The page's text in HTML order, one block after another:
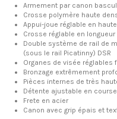
Armement par canon
Crosse polymère haute
Appui-joue réglable en
Crosse réglable en
Double système de rail de
(sous le rail Picatinny) DSR
Organes de visée réglables
Bronzage extrêmement
Pièces internes de très
Détente ajustable en course
Frete en acier
Canon avec grip épais et